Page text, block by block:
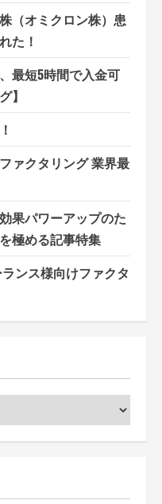
（オミクロン株）患
た！
最短5時間で入金可
】
ァクタリング 業界最
果パワーアップのた
極める記事特集
ンス様向けファクタ